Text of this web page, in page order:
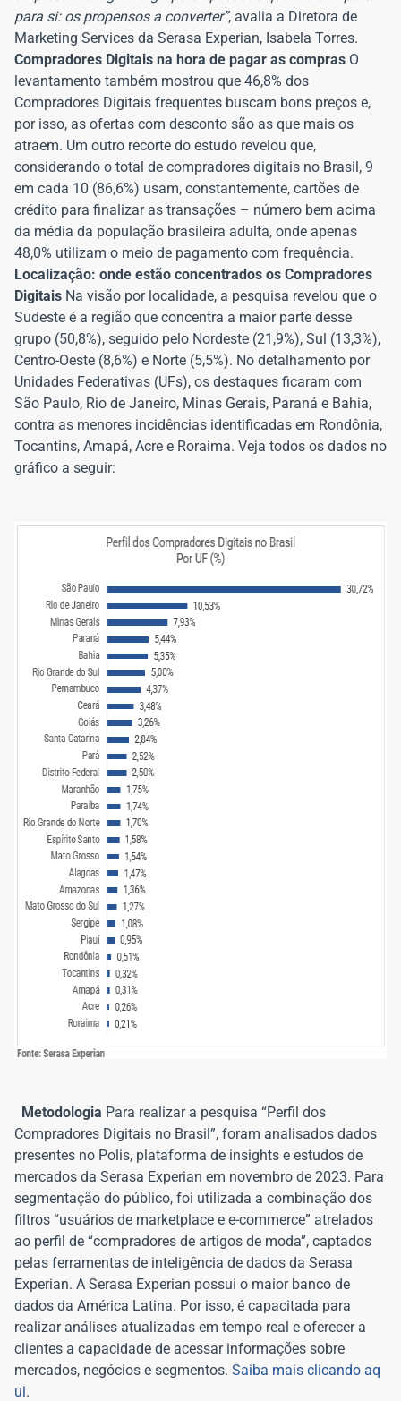
para si: os propensos a converter”, avalia a Diretora de
Marketing Services da Serasa Experian, Isabela Torres.
Compradores Digitais na hora de pagar as compras O
levantamento também mostrou que 46,8% dos
Compradores Digitais frequentes buscam bons preços e,
por isso, as ofertas com desconto são as que mais os
atraem. Um outro recorte do estudo revelou que,
considerando o total de compradores digitais no Brasil, 9
em cada 10 (86,6%) usam, constantemente, cartões de
crédito para finalizar as transações – número bem acima
da média da população brasileira adulta, onde apenas
48,0% utilizam o meio de pagamento com frequência.
Localização: onde estão concentrados os Compradores
Digitais Na visão por localidade, a pesquisa revelou que o
Sudeste é a região que concentra a maior parte desse
grupo (50,8%), seguido pelo Nordeste (21,9%), Sul (13,3%),
Centro-Oeste (8,6%) e Norte (5,5%). No detalhamento por
Unidades Federativas (UFs), os destaques ficaram com
São Paulo, Rio de Janeiro, Minas Gerais, Paraná e Bahia,
contra as menores incidências identificadas em Rondônia,
Tocantins, Amapá, Acre e Roraima. Veja todos os dados no
gráfico a seguir:
Metodologia Para realizar a pesquisa “Perfil dos
Compradores Digitais no Brasil”, foram analisados dados
presentes no Polis, plataforma de insights e estudos de
mercados da Serasa Experian em novembro de 2023. Para
segmentação do público, foi utilizada a combinação dos
filtros “usuários de marketplace e e-commerce” atrelados
ao perfil de “compradores de artigos de moda”, captados
pelas ferramentas de inteligência de dados da Serasa
Experian. A Serasa Experian possui o maior banco de
dados da América Latina. Por isso, é capacitada para
realizar análises atualizadas em tempo real e oferecer a
clientes a capacidade de acessar informações sobre
mercados, negócios e segmentos. Saiba mais clicando aq
ui.